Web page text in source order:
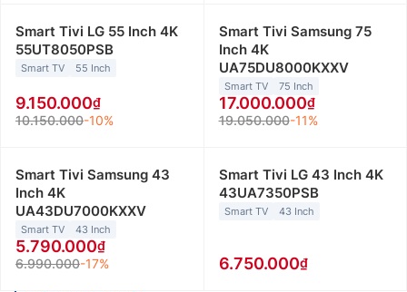
Smart Tivi LG 55 Inch 4K
55UT8050PSB
Smart TV 55 Inch
9.150.000
10.150.000-10%
Smart Tivi Samsung 75
Inch 4K
UA75DU8000KXXV
Smart TV 75 Inch
17.000.000
19.050.000-11%
Smart Tivi Samsung 43
Inch 4K
UA43DU7000KXXV
Smart TV 43 Inch
5.790.000
6.990.000-17%
Smart Tivi LG 43 Inch 4K
43UA7350PSB
Smart TV 43 Inch
6.750.000